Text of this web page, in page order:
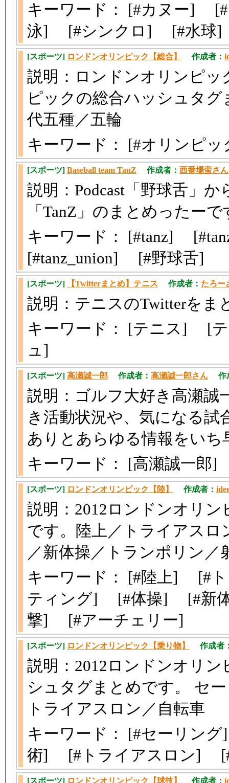
キーワード： [#カヌー]
泳] [#シンクロ] [#水
[スポーツ] ロンドンオリンピック【総合】 作成者：
説明：ロンドンオリンピッ
ピックの総合ハッシュタ
代五種／五輪
キーワード： [#オリン
[スポーツ] Baseball team TanZ 作成者： 西番場蛮さん
説明：Podcast「野球舌」
「TanZ」のまとめったーで
キーワード： [#tanz]
[#tanz_union] [#野球舌]
[スポーツ] 【Twitterまとめ】テニス 作成者： たろー
説明：テニスのTwitterをま
キーワード： [テニス] [
ュ]
[スポーツ] 高瀬誠一郎 作成者： 高瀬誠一郎さん 作
説明：ゴルフ大好き高瀬誠
き活動状況や、気になる
ありとあらゆる情報をい
キーワード： [高瀬誠一
[スポーツ] ロンドンオリンピック【陸】 作成者：
説明：2012ロンドンオリ
です。陸上／トライアス
／新体操／トランポリン／
キーワード： [#陸上] [#
ティング] [#体操] [#新
撃] [#アーチェリー]
[スポーツ] ロンドンオリンピック【乗り物】 作成者
説明：2012ロンドンオリ
シュタグまとめです。 セ
トライアスロン／自転車
キーワード： [#セーリ
術] [#トライアスロン]
[スポーツ] ロンドンオリンピック【球技】 作成者：